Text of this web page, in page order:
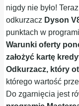
nigdy nie było!
odkurzacz Dyson
punktach w
Warunki oferty
założyć kartę
Odkurzacz, który
którego wartość
Do zgarnięcia jest